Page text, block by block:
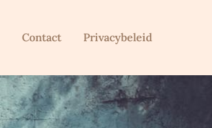
Contact Privacybeleid